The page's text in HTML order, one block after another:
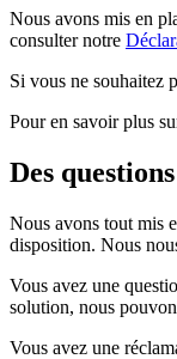
Nous avons mis en
consulter notre
Si vous ne souhaitez
Pour en savoir plus
Des
Nous avons tout mis
disposition. Nous
Vous avez une
solution, nous
Vous avez une